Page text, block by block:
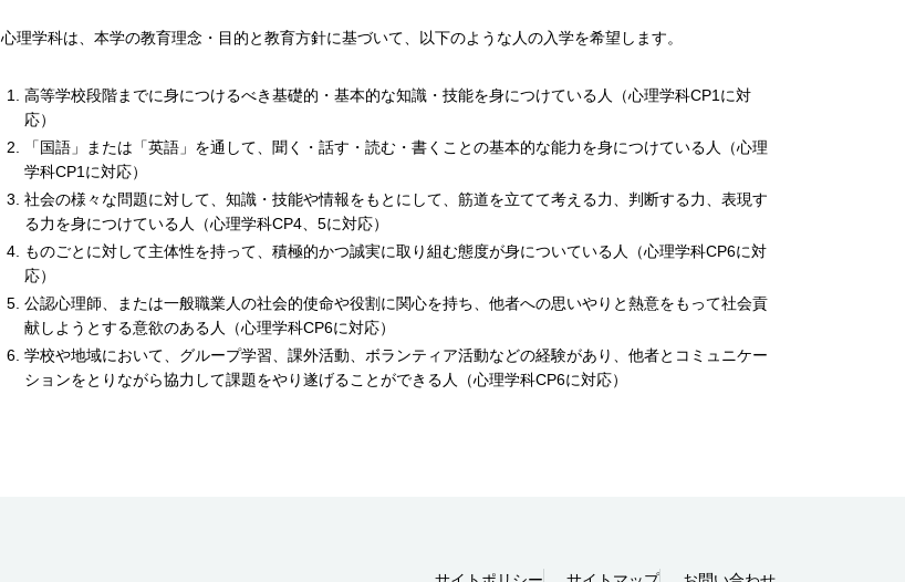
心理学科は、本学の教育理念・目的と教育方針に基づいて、以下のような人の入学を希望します。
高等学校段階までに身につけるべき基礎的・基本的な知識・技能を身につけている人（心理学科CP1に対
応）
「国語」または「英語」を通して、聞く・話す・読む・書くことの基本的な能力を身につけている人（心理
学科CP1に対応）
社会の様々な問題に対して、知識・技能や情報をもとにして、筋道を立てて考える力、判断する力、表現す
る力を身につけている人（心理学科CP4、5に対応）
ものごとに対して主体性を持って、積極的かつ誠実に取り組む態度が身についている人（心理学科CP6に対
応）
公認心理師、または一般職業人の社会的使命や役割に関心を持ち、他者への思いやりと熱意をもって社会貢
献しようとする意欲のある人（心理学科CP6に対応）
学校や地域において、グループ学習、課外活動、ボランティア活動などの経験があり、他者とコミュニケー
ションをとりながら協力して課題をやり遂げることができる人（心理学科CP6に対応）